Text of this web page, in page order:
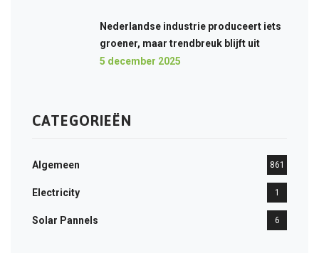
Nederlandse industrie produceert iets
groener, maar trendbreuk blijft uit
5 december 2025
CATEGORIEËN
Algemeen 861
Electricity 1
Solar Pannels 6